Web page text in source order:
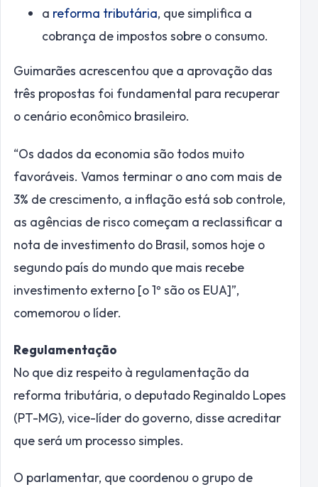
a reforma tributária, que simplifica a
cobrança de impostos sobre o consumo.
Guimarães acrescentou que a aprovação das
três propostas foi fundamental para recuperar
o cenário econômico brasileiro.
“Os dados da economia são todos muito
favoráveis. Vamos terminar o ano com mais de
3% de crescimento, a inflação está sob controle,
as agências de risco começam a reclassificar a
nota de investimento do Brasil, somos hoje o
segundo país do mundo que mais recebe
investimento externo [o 1º são os EUA]”,
comemorou o líder.
Regulamentação
No que diz respeito à regulamentação da
reforma tributária, o deputado Reginaldo Lopes
(PT-MG), vice-líder do governo, disse acreditar
que será um processo simples.
O parlamentar, que coordenou o grupo de